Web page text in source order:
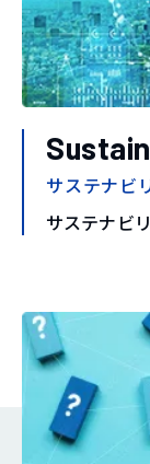
サステナビ
サステナビ